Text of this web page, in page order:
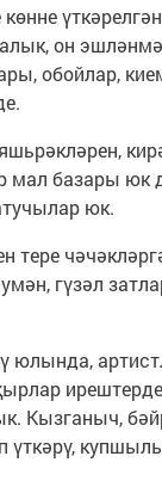
он
обойлар,
мал базары юк
юк.
тере
гүзәл
юлында,
Кызганыч,
үткәрү,